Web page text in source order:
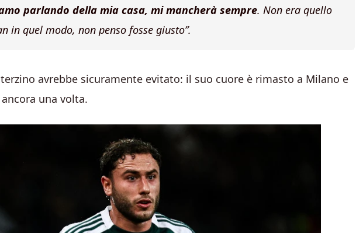
parlando della mia casa, mi mancherà sempre. Non era quello
in quel modo, non penso fosse giusto”.
avrebbe sicuramente evitato: il suo cuore è rimasto a Milano e
una volta.